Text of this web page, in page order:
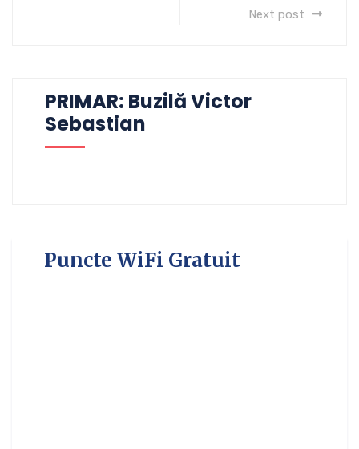
Next post
PRIMAR: Buzilă Victor
Sebastian
Puncte WiFi Gratuit